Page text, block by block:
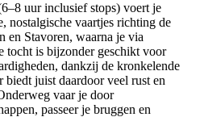
uur inclusief stops) voert je
nostalgische vaartjes richting de
en Stavoren, waarna je via
tocht is bijzonder geschikt voor
dankzij de kronkelende
biedt juist daardoor veel rust en
vaar je door
passeer je bruggen en